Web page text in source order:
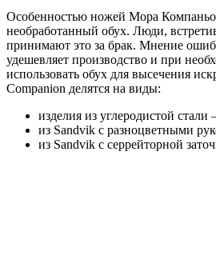
Особенностью ножей Мора
необработанный обух. Люди,
принимают это за брак. Мнение
удешевляет производство и при
использовать обух для высечения
Companion делятся на виды:
изделия из углеродистой стали
из Sandvik с разноцветными
из Sandvik с серрейторной